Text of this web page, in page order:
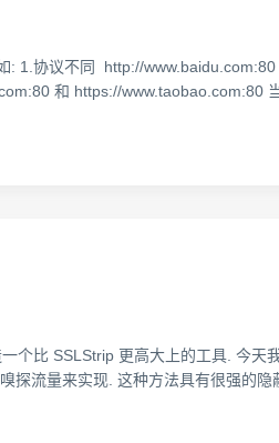
: 1.协议不同 http://www.baidu.com:80
和 https://www.taobao.com:80
比 SSLStrip 更高大上的工具. 今天
流量来实现. 这种方法具有很强的隐